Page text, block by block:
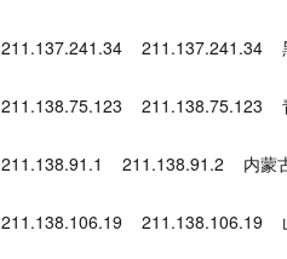
211.137.241.34 211.137.241.34
211.138.75.123 211.138.75.123
211.138.91.1 211.138.91.2 内蒙古
211.138.106.19 211.138.106.19